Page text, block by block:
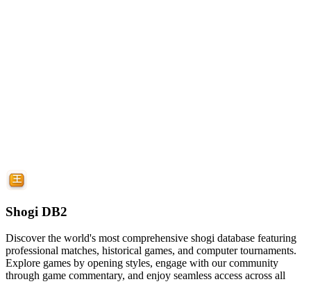
Shogi DB2
Discover the world's most comprehensive shogi database featuring
professional matches, historical games, and computer tournaments.
Explore games by opening styles, engage with our community
through game commentary, and enjoy seamless access across all